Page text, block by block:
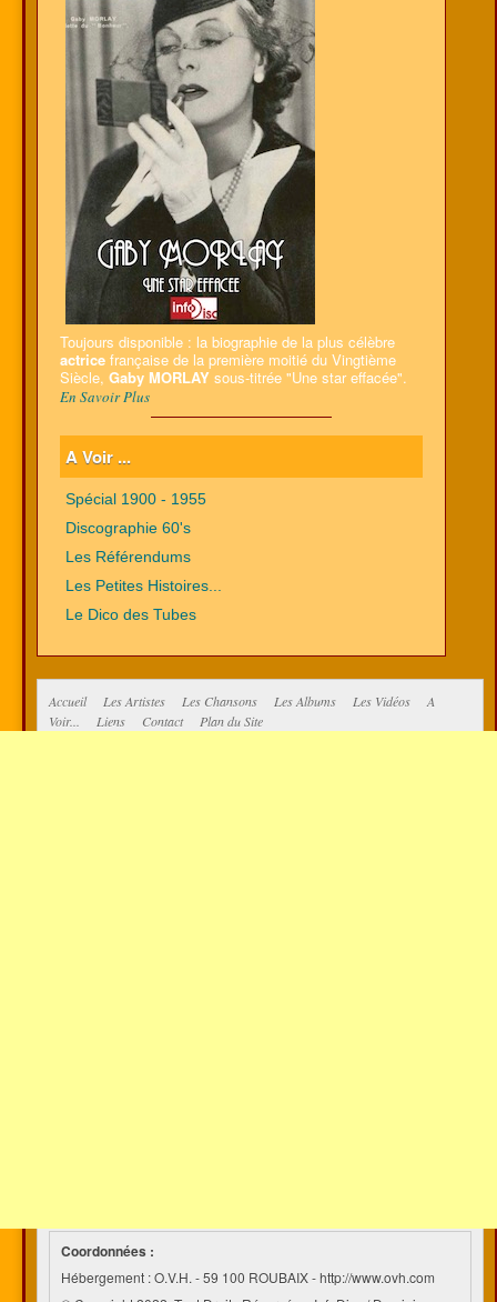
Toujours disponible : la biographie de la plus célèbre
actrice française de la première moitié du Vingtième
Siècle, Gaby MORLAY sous-titrée "Une star effacée".
En Savoir Plus
A Voir ...
Spécial 1900 - 1955
Discographie 60's
Les Référendums
Les Petites Histoires...
Le Dico des Tubes
Accueil Les Artistes Les Chansons Les Albums Les Vidéos
A
Voir...
Liens Contact Plan du Site
Coordonnées :
Hébergement : O.V.H. - 59 100 ROUBAIX - http://www.ovh.com